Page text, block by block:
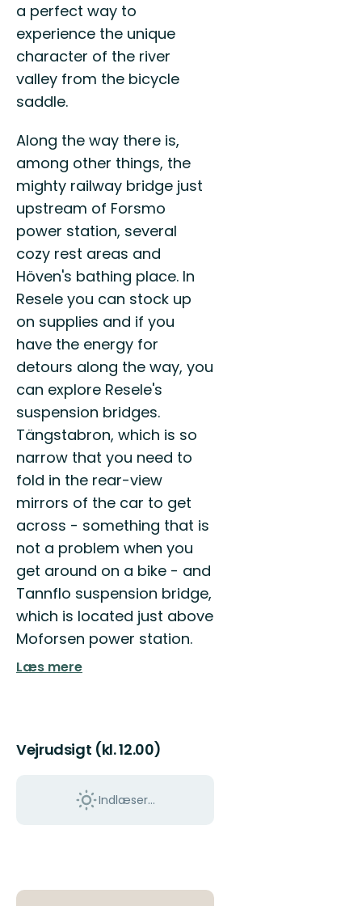
a perfect way to
experience the unique
character of the river
valley from the bicycle
saddle.
Along the way there is,
among other things, the
mighty railway bridge just
upstream of Forsmo
power station, several
cozy rest areas and
Höven's bathing place. In
Resele you can stock up
on supplies and if you
have the energy for
detours along the way, you
can explore Resele's
suspension bridges.
Tängstabron, which is so
narrow that you need to
fold in the rear-view
mirrors of the car to get
across - something that is
not a problem when you
get around on a bike - and
Tannflo suspension bridge,
which is located just above
Moforsen power station.
Læs mere
Vejrudsigt (kl. 12.00)
Indlæser...